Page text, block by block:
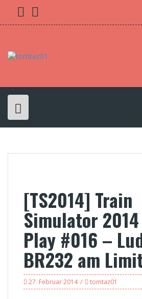
content
Youtube
twitter
[TS2014] Train
Simulator 2014
Play #016 –
BR232 am
27. Februar 2014 tomtaz01